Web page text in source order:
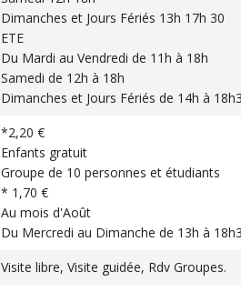
Dimanches et Jours Fériés 13h 17h 30
ETE
Du Mardi au Vendredi de 11h à 18h
Samedi de 12h à 18h
Dimanches et Jours Fériés de 14h à
*2,20 €
Enfants gratuit
Groupe de 10 personnes et étudiants
* 1,70 €
Au mois d'Août
Du Mercredi au Dimanche de 13h à
Visite libre, Visite guidée, Rdv Groupes.